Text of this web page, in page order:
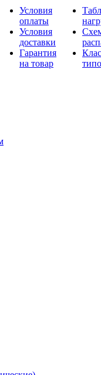
Условия
оплаты
Условия
доставки
Гарантия
на товар